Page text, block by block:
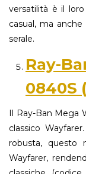
versatilità è il
casual, ma
serale.
Ray-
0840S
Il Ray-Ban Mega
classico
robusta, questo
Wayfarer,